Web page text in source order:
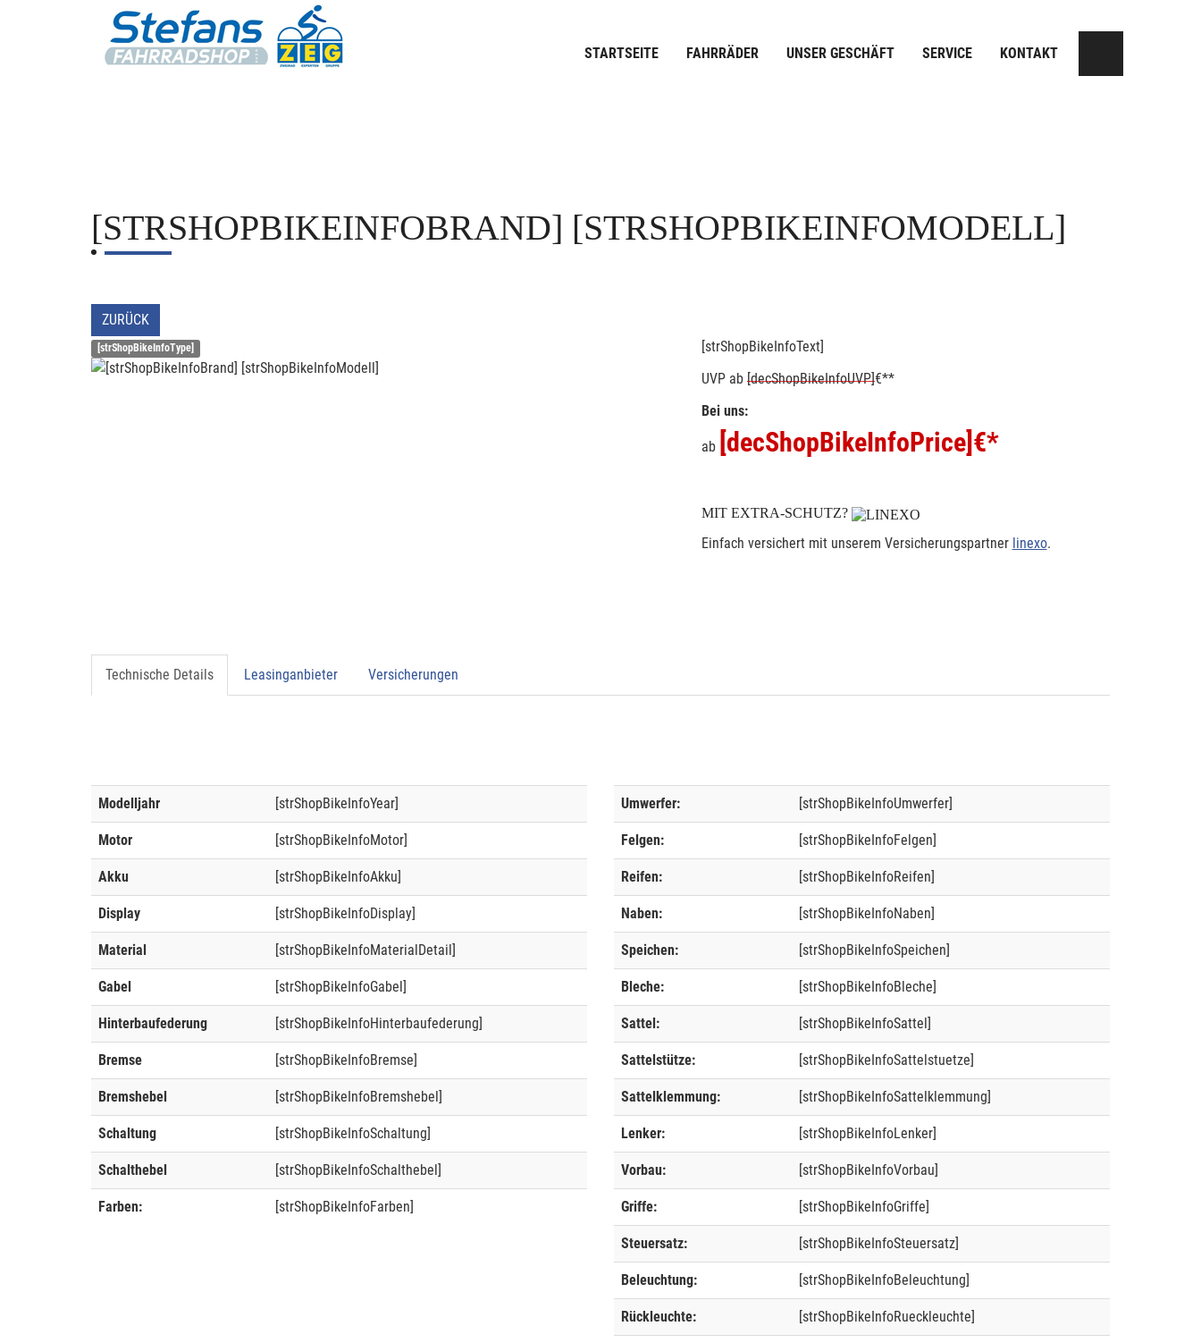
STARTSEITE FAHRRÄDER UNSER GESCHÄFT SERVICE KONTAKT
[STRSHOPBIKEINFOBRAND] [STRSHOPBIKEINFOMODELL]
ZURÜCK
[strShopBikeInfoType]
[strShopBikeInfoText]
UVP ab [decShopBikeInfoUVP]€**
Bei uns:
ab [decShopBikeInfoPrice] €*
MIT EXTRA-SCHUTZ?
Einfach versichert mit unserem Versicherungspartner linexo.
Technische Details Leasinganbieter Versicherungen
Modelljahr [strShopBikeInfoYear]
Motor [strShopBikeInfoMotor]
Akku [strShopBikeInfoAkku]
Display [strShopBikeInfoDisplay]
Material [strShopBikeInfoMaterialDetail]
Gabel [strShopBikeInfoGabel]
Hinterbaufederung [strShopBikeInfoHinterbaufederung]
Bremse [strShopBikeInfoBremse]
Bremshebel [strShopBikeInfoBremshebel]
Schaltung [strShopBikeInfoSchaltung]
Schalthebel [strShopBikeInfoSchalthebel]
Farben: [strShopBikeInfoFarben]
Umwerfer: [strShopBikeInfoUmwerfer]
Felgen: [strShopBikeInfoFelgen]
Reifen: [strShopBikeInfoReifen]
Naben: [strShopBikeInfoNaben]
Speichen: [strShopBikeInfoSpeichen]
Bleche: [strShopBikeInfoBleche]
Sattel: [strShopBikeInfoSattel]
Sattelstütze: [strShopBikeInfoSattelstuetze]
Sattelklemmung: [strShopBikeInfoSattelklemmung]
Lenker: [strShopBikeInfoLenker]
Vorbau: [strShopBikeInfoVorbau]
Griffe: [strShopBikeInfoGriffe]
Steuersatz: [strShopBikeInfoSteuersatz]
Beleuchtung: [strShopBikeInfoBeleuchtung]
Rückleuchte: [strShopBikeInfoRueckleuchte]